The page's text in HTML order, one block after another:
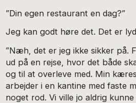
”Din egen restaurant en dag?”
Jeg kan godt høre det. Det er
”Næh, det er jeg ikke sikker på.
ud på en rejse, hvor det både
og til at overleve med. Min
arbejder i en kantine med faste
noget rod. Vi ville jo aldrig